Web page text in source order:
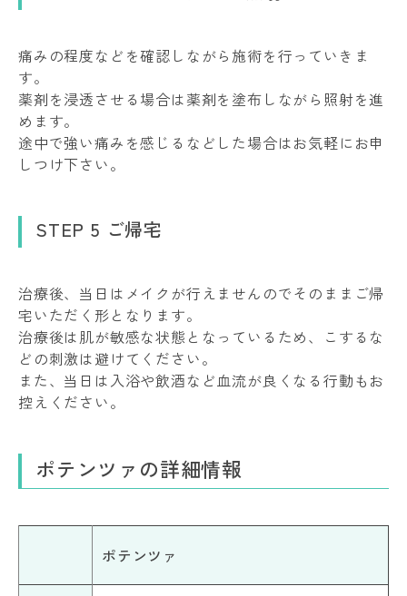
痛みの程度などを確認しながら施術を行っていきま
す。
薬剤を浸透させる場合は薬剤を塗布しながら照射を進
めます。
途中で強い痛みを感じるなどした場合はお気軽にお申
しつけ下さい。
STEP 5 ご帰宅
治療後、当日はメイクが行えませんのでそのままご帰
宅いただく形となります。
治療後は肌が敏感な状態となっているため、こするな
どの刺激は避けてください。
また、当日は入浴や飲酒など血流が良くなる行動もお
控えください。
ポテンツァの詳細情報
ポテンツァ